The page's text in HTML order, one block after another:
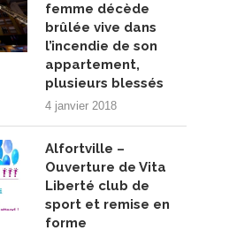
femme décède
brûlée vive dans
l’incendie de son
appartement,
plusieurs blessés
4 janvier 2018
Alfortville –
Ouverture de Vita
Liberté club de
sport et remise en
forme